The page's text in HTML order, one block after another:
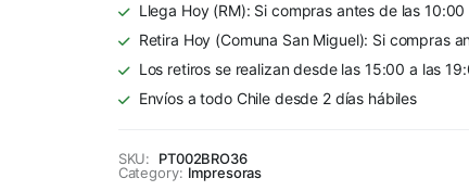
L5660DN
Monocromática
quantity
Llega Hoy (RM): Si compras antes de las 10:00
Retira Hoy (Comuna San Miguel): Si compras
Los retiros se realizan desde las 15:00 a las
Envíos a todo Chile desde 2 días hábiles
SKU:
PT002BRO36
Category: Impresoras